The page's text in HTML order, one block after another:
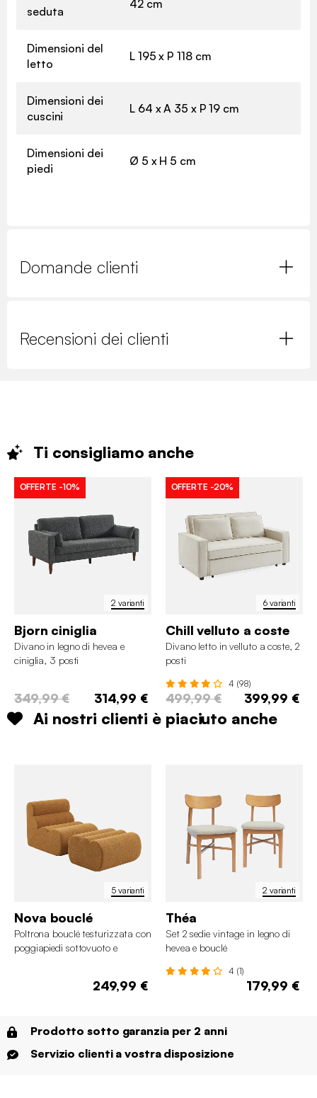
seduta
42 cm
Dimensioni del
letto
L 195 x P 118 cm
Dimensioni dei
cuscini
L 64 x A 35 x P 19 cm
Dimensioni dei
piedi
Ø 5 x H 5 cm
Domande clienti
Recensioni dei clienti
Ti consigliamo anche
2 varianti
OFFERTE -10%
Bjorn ciniglia
Divano in legno di hevea e
ciniglia, 3 posti
349,99 € 314,99 €
6 varianti
OFFERTE -20%
Chill velluto a coste
Divano letto in velluto a coste, 2
posti
4 (98)
499,99 € 399,99 €
Ai nostri clienti è piaciuto anche
5 varianti
Nova bouclé
Poltrona bouclé testurizzata con
poggiapiedi sottovuoto e
249,99 €
2 varianti
Théa
Set 2 sedie vintage in legno di
hevea e bouclé
4 (1)
179,99 €
Prodotto sotto garanzia per 2 anni
Servizio clienti a vostra disposizione